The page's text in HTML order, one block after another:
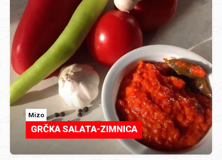
Mizo
GRČKA SALATA-ZIMNICA